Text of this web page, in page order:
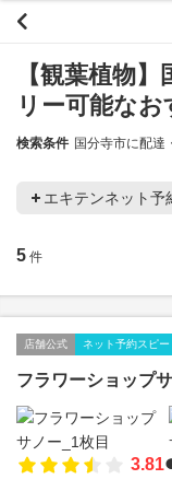
【観葉植物
リー可能な
検索条件 国分寺市に配達
エキテンネット予
5 件
店舗公式 ネット予約スピ
フラワーショップ
3.81